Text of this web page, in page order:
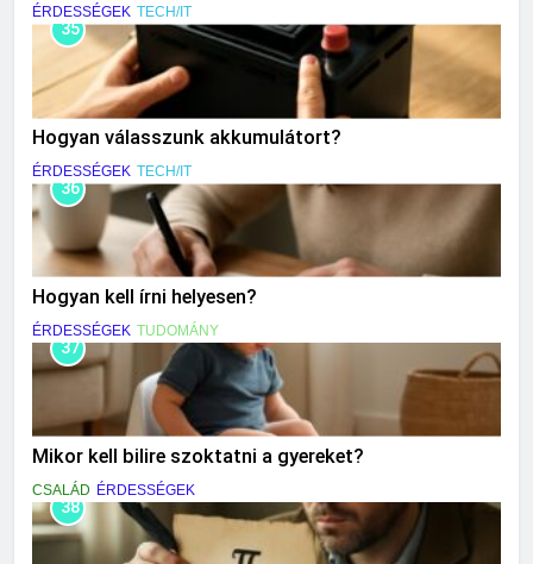
ÉRDESSÉGEK TECH/IT
35
Hogyan válasszunk akkumulátort?
ÉRDESSÉGEK TECH/IT
36
Hogyan kell írni helyesen?
ÉRDESSÉGEK TUDOMÁNY
37
Mikor kell bilire szoktatni a gyereket?
CSALÁD ÉRDESSÉGEK
38